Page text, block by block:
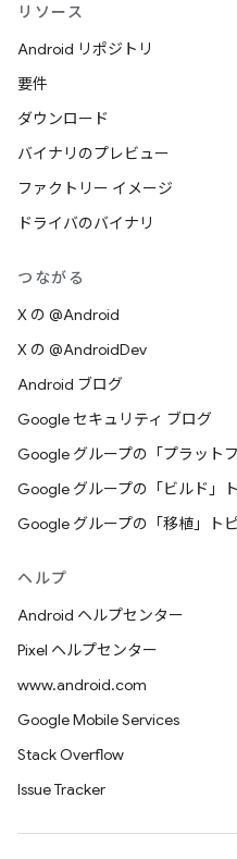
リソース
Android リポジトリ
要件
ダウンロード
バイナリのプレビュー
ファクトリー イメージ
ドライバのバイナリ
つながる
X の @Android
X の @AndroidDev
Android ブログ
Google セキュリティ ブログ
Google グループの「プラット
Google グループの「ビルド」
Google グループの「移植」ト
ヘルプ
Android ヘルプセンター
Pixel ヘルプセンター
www.android.com
Google Mobile Services
Stack Overflow
Issue Tracker